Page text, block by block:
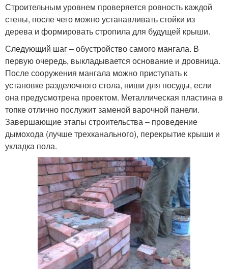
Строительным уровнем проверяется ровность каждой
стены, после чего можно устанавливать стойки из
дерева и формировать стропила для будущей крыши.
Следующий шаг – обустройство самого мангала. В
первую очередь, выкладывается основание и дровница.
После сооружения мангала можно приступать к
установке разделочного стола, ниши для посуды, если
она предусмотрена проектом. Металлическая пластина в
топке отлично послужит заменой варочной панели.
Завершающие этапы строительства – проведение
дымохода (лучше трехканального), перекрытие крыши и
укладка пола.